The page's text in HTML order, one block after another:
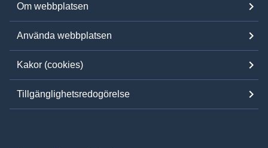
Om webbplatsen
Använda webbplatsen
Kakor (cookies)
Tillgänglighetsredogörelse